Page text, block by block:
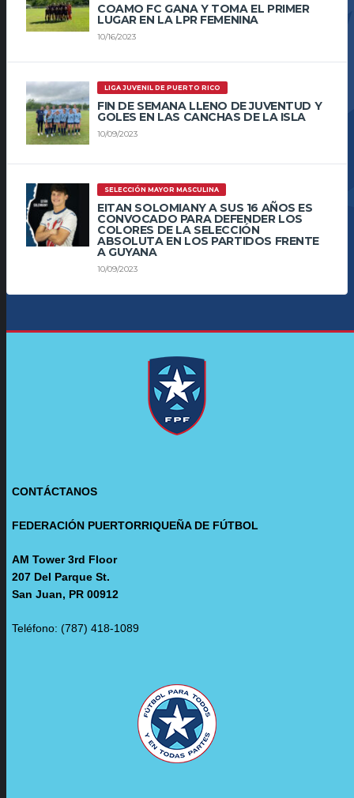
COAMO FC GANA Y TOMA EL PRIMER
LUGAR EN LA LPR FEMENINA
10/16/2023
LIGA JUVENIL DE PUERTO RICO
FIN DE SEMANA LLENO DE JUVENTUD Y
GOLES EN LAS CANCHAS DE LA ISLA
10/09/2023
SELECCIÓN MAYOR MASCULINA
EITAN SOLOMIANY A SUS 16 AÑOS ES
CONVOCADO PARA DEFENDER LOS
COLORES DE LA SELECCIÓN
ABSOLUTA EN LOS PARTIDOS FRENTE
A GUYANA
10/09/2023
CONTÁCTANOS
FEDERACIÓN PUERTORRIQUEÑA DE FÚTBOL
AM Tower 3rd Floor
207 Del Parque St.
San Juan, PR 00912
Teléfono: (787) 418-1089